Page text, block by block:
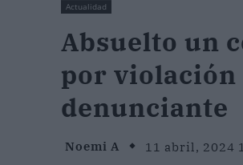
Actualidad
Absuelto un
por
denunciante
Noemi A 11 abril, 2024